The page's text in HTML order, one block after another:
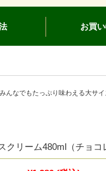
お買
なでもたっぷり味わえる大サイ
クリーム480ml（チョコ